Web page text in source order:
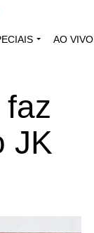
AO VIVO
JK